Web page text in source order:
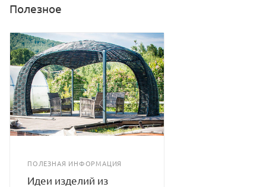
Полезное
ПОЛЕЗНАЯ ИНФОРМАЦИЯ
Идеи изделий из